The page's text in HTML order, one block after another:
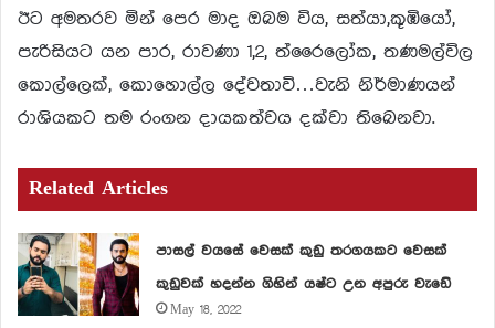
ඊට අමතරව මින් පෙර මාද ඔබම විය, සත්යා,කූඹියෝ,
පැරිසියට යන පාර, රාවණා 1,2, ත්රෛලෝක, තණමල්විල
කොල්ලෙක්, කොහොල්ල දේවතාවි…වැනි නිර්මාණයන්
රාශියකට තම රංගන දායකත්වය දක්වා තිබෙනවා.
Related Articles
පාසල් වයසේ වෙසක් කුඩු තරගයකට වෙසක්
කුඩුවක් හදන්න ගිහින් යෂ්ට උන අපුරු වැඩේ
May 18, 2022